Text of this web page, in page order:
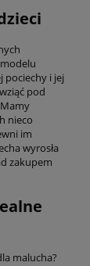
pociechy i jej
pod
nieco
im
wyrosła
zakupem
malucha?